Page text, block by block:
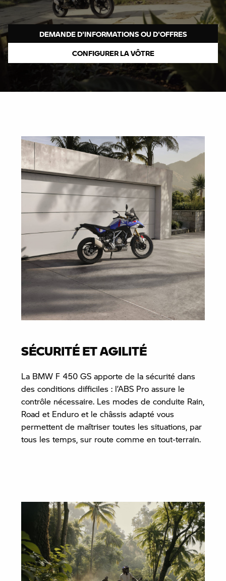
DEMANDE D'INFORMATIONS OU D'OFFRES
CONFIGURER LA VÔTRE
SÉCURITÉ ET AGILITÉ
La BMW F 450 GS apporte de la sécurité dans
des conditions difficiles : l’ABS Pro assure le
contrôle nécessaire. Les modes de conduite Rain,
Road et Enduro et le châssis adapté vous
permettent de maîtriser toutes les situations, par
tous les temps, sur route comme en tout-terrain.